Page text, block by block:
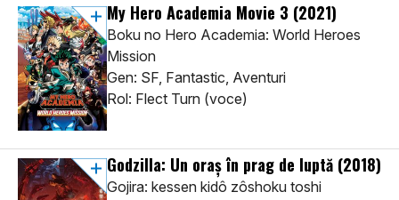
My Hero Academia Movie 3 (2021)
Boku no Hero Academia: World Heroes
Mission
Gen: SF, Fantastic, Aventuri
Rol: Flect Turn (voce)
Godzilla: Un oraș în prag de luptă (2018)
Gojira: kessen kidô zôshoku toshi